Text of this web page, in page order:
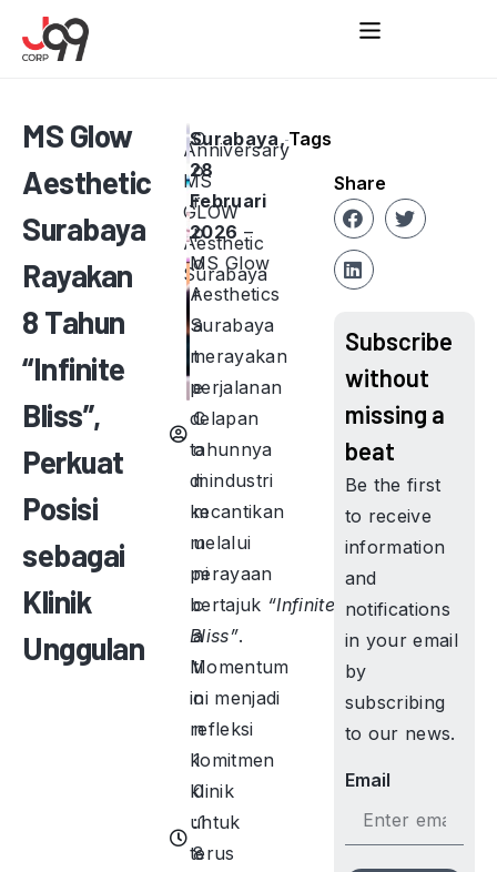
MS Glow
Aesthetic
Surabaya
Rayakan
8 Tahun
“Infinite
Bliss”,
Perkuat
Posisi
sebagai
Klinik
Unggulan
C
o
r
p
o
r
a
t
e
C
o
m
m
u
ni
c
a
ti
o
n
1
0
:1
8
Anniversary
MS
GLOW
Aesthetic
Surabaya
Surabaya,
28
Februari
2026 –
MS Glow
Aesthetics
Surabaya
merayakan
perjalanan
delapan
tahunnya
di industri
kecantikan
melalui
perayaan
bertajuk “Infinite
Bliss”.
Momentum
ini menjadi
refleksi
komitmen
klinik
untuk
terus
Tags
Subscribe
without
missing a
beat
Be the first
to receive
information
and
notifications
in your email
by
subscribing
to our news.
Email
Share